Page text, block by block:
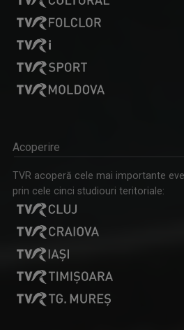
PESCAR HOINAR
Fiecare episod al seriei „Pescar hoinar”
REȚEAUA DE IDOLI
O emisiune dedicată tuturor celor dornici
Acoperire
TVR acoperă cele mai importante
prin cele cinci studiouri teritoriale: